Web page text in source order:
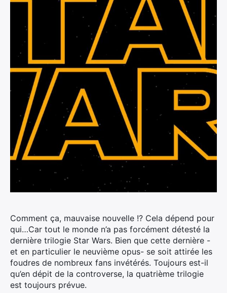
Comment ça, mauvaise nouvelle !? Cela dépend pour
qui…Car tout le monde n’a pas forcément détesté la
dernière trilogie Star Wars. Bien que cette dernière -
et en particulier le neuvième opus- se soit attirée les
foudres de nombreux fans invétérés. Toujours est-il
qu’en dépit de la controverse, la quatrième trilogie
est toujours prévue.